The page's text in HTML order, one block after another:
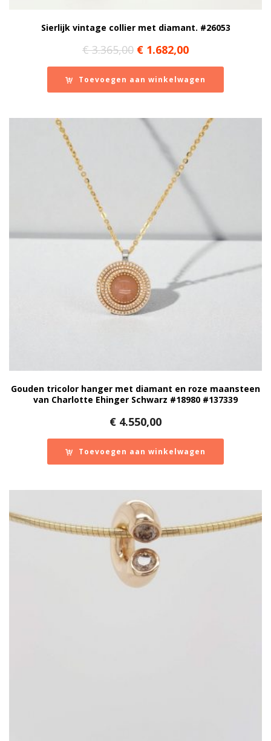
Sierlijk vintage collier met diamant. #26053
€3.365,00 Oorspronkelijke
prijs
was:
€ 3.365,00.
€ 1.682,00Huidige
prijs
is:
€ 1.682,00.
Toevoegen aan winkelwagen
Gouden tricolor hanger met diamant en roze maansteen
van Charlotte Ehinger Schwarz #18980 #137339
€ 4.550,00
Toevoegen aan winkelwagen